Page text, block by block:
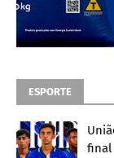
ESPORTE
final